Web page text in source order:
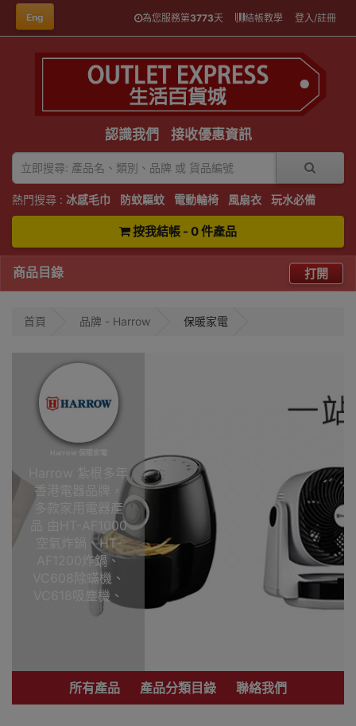
Eng 為您服務第3773天 結帳教學 登入/註冊
認識我們 接收優惠資訊
熱門搜尋 : 冰感毛巾 防蚊驅蚊 電動輪椅 風扇衣 玩水必備
按我結帳 - 0 件產品
商品目錄 打開
首頁 品牌 - Harrow 保暖家電
Harrow 保暖家電
Harrow 紮根多年
香港電器品牌，
多款家用電器產
品 由HT-AF1000
空氣炸鍋、HT-
AF1200炸鍋、
VC608除蟎機、
VC618吸塵機、
電爐、蚊燈等 優
品提供一年保用
所有產品 產品分類目錄 聯絡我們